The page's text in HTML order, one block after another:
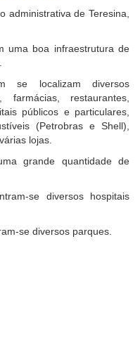
administrativa de Teresina,
uma boa infraestrutura de
localizam diversos
farmácias, restaurantes,
públicos e particulares,
(Petrobras e Shell),
lojas.
grande quantidade de
se diversos hospitais
se diversos parques.